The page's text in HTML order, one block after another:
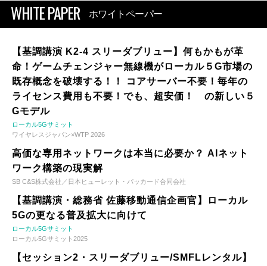
WHITE PAPER ホワイトペーパー
【基調講演 K2-4 スリーダブリュー】何もかもが革
命！ゲームチェンジャー無線機がローカル５G市場の
既存概念を破壊する！！ コアサーバー不要！毎年の
ライセンス費用も不要！でも、超安価！ の新しい５
Gモデル
ローカル5Gサミット
ワイヤレスジャパン×WTP 2026
高価な専用ネットワークは本当に必要か？ AIネット
ワーク構築の現実解
SB C&S株式会社／日本ヒューレット・パッカード合同会社
【基調講演・総務省 佐藤移動通信企画官】ローカル
5Gの更なる普及拡大に向けて
ローカル5Gサミット
ローカル5Gサミット2025
【セッション2・スリーダブリュー/SMFLレンタル】